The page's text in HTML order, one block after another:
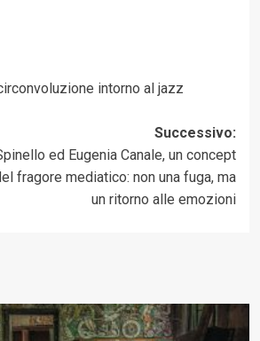
intorno al jazz
Successivo:
ed Eugenia Canale, un concept
fragore mediatico: non una fuga, ma
un ritorno alle emozioni